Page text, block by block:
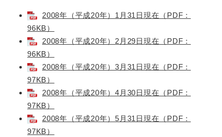
2008年（平成20年）1月31日現在（PDF：
96KB）
2008年（平成20年）2月29日現在（PDF：
96KB）
2008年（平成20年）3月31日現在（PDF：
97KB）
2008年（平成20年）4月30日現在（PDF：
97KB）
2008年（平成20年）5月31日現在（PDF：
97KB）